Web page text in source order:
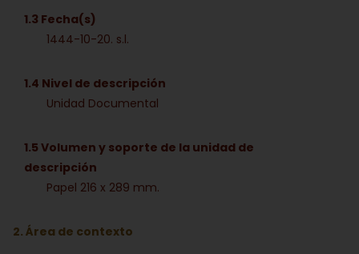
1.3 Fecha(s)
1444-10-20. s.l.
1.4 Nivel de descripción
Unidad Documental
1.5 Volumen y soporte de la unidad de
descripción
Papel 216 x 289 mm.
2. Área de contexto